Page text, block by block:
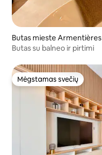
Butas mieste Armentières
Butas su balneo ir pirtimi
Mėgstamas svečių
Mėgstamas svečių